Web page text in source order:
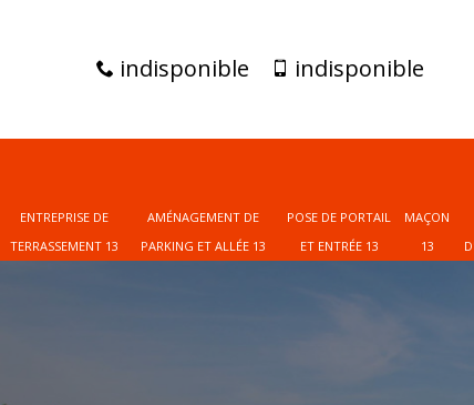
indisponible indisponible
ENTREPRISE DE
TERRASSEMENT 13
AMÉNAGEMENT DE
PARKING ET ALLÉE 13
POSE DE PORTAIL
ET ENTRÉE 13
MAÇON
13